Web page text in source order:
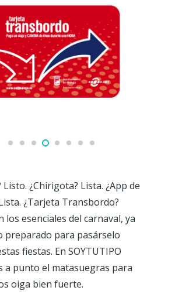
Listo. ¿Chirigota? Lista. ¿App de
¿Tarjeta Transbordo?
los esenciales del carnaval, ya
preparado para pasárselo
fiestas. En SOYTUTIPO
a punto el matasuegras para
oiga bien fuerte.